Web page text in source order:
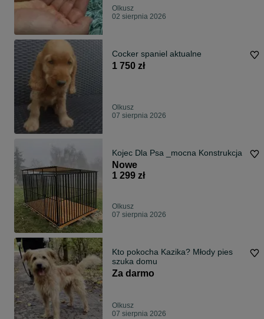
Olkusz
02 sierpnia 2026
Cocker spaniel aktualne
1 750 zł
Olkusz
07 sierpnia 2026
Kojec Dla Psa _mocna Konstrukcja
Nowe
1 299 zł
Olkusz
07 sierpnia 2026
Kto pokocha Kazika? Młody pies
szuka domu
Za darmo
Olkusz
07 sierpnia 2026